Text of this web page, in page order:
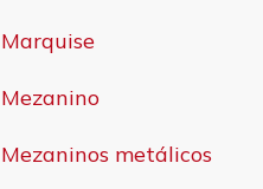
Marquise
Mezanino
Mezaninos metálicos